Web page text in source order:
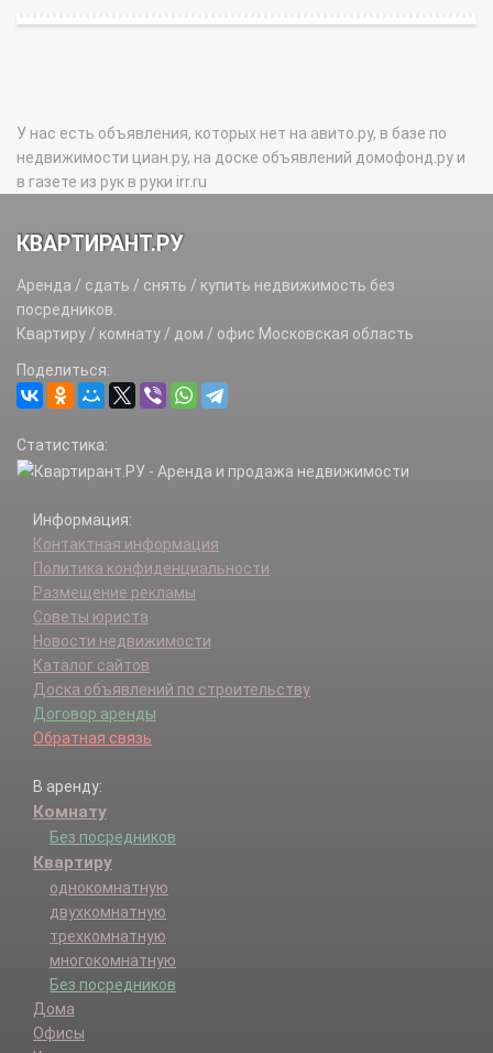
У нас есть объявления, которых нет на авито.ру, в базе по
недвижимости циан.ру, на доске объявлений домофонд.ру и
в газете из рук в руки irr.ru
КВАРТИРАНТ.РУ
Аренда / сдать / снять / купить недвижимость без
посредников.
Квартиру / комнату / дом / офис Московская область
Поделиться:
Статистика:
Информация:
Контактная информация
Политика конфиденциальности
Размещение рекламы
Советы юриста
Новости недвижимости
Каталог сайтов
Доска объявлений по строительству
Договор аренды
Обратная связь
В аренду:
Комнату
Без посредников
Квартиру
однокомнатную
двухкомнатную
трехкомнатную
многокомнатную
Без посредников
Дома
Офисы